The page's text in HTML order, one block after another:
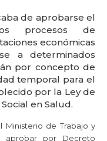
de aprobarse el
procesos de
económicas
a determinados
por concepto de
temporal para el
por la Ley de
en Salud.
Ministerio de Trabajo y
aprobar por Decreto